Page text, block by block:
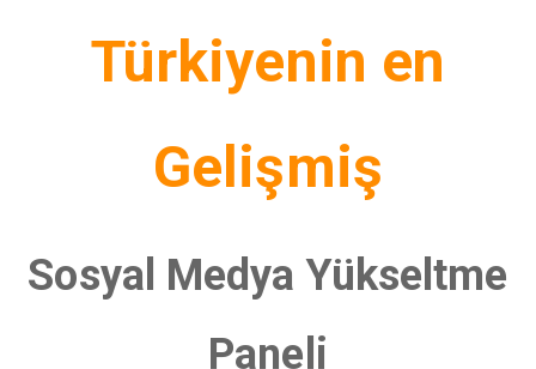
Türkiyenin en
Gelişmiş
Sosyal Medya Yükseltme
Paneli